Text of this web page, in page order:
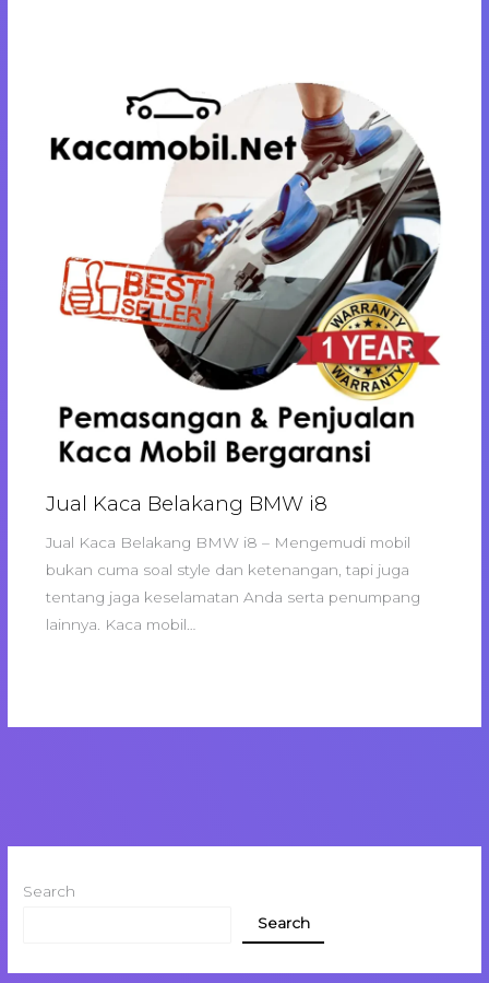
Jual Kaca Belakang BMW i8
Jual Kaca Belakang BMW i8 – Mengemudi mobil
bukan cuma soal style dan ketenangan, tapi juga
tentang jaga keselamatan Anda serta penumpang
lainnya. Kaca mobil…
Search
Search